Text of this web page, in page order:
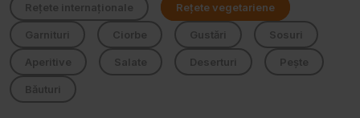
Rețete internaționale Rețete vegetariene
Garnituri Ciorbe Gustări Sosuri
Aperitive Salate Deserturi Pește
Băuturi